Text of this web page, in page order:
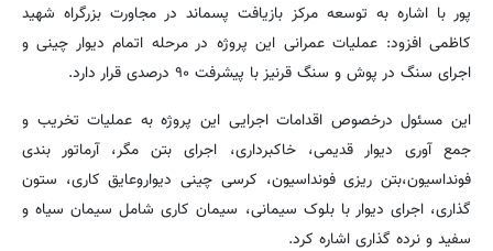
پور با اشاره به توسعه مرکز بازیافت پسماند در مجاورت بزرگراه شهید
کاظمی افزود: عملیات عمرانی این پروژه در مرحله اتمام دیوار چینی و
اجرای سنگ در پوش و سنگ قرنیز با پیشرفت ۹۰ درصدی قرار دارد.
این مسئول درخصوص اقدامات اجرایی این پروژه به عملیات تخریب و
جمع آوری دیوار قدیمی، خاکبرداری، اجرای بتن مگر، آرماتور بندی
فونداسیون،بتن ریزی فونداسیون، کرسی چینی دیواروعایق کاری، ستون
گذاری، اجرای دیوار با بلوک سیمانی، سیمان کاری شامل سیمان سیاه و
سفید و نرده گذاری اشاره کرد.